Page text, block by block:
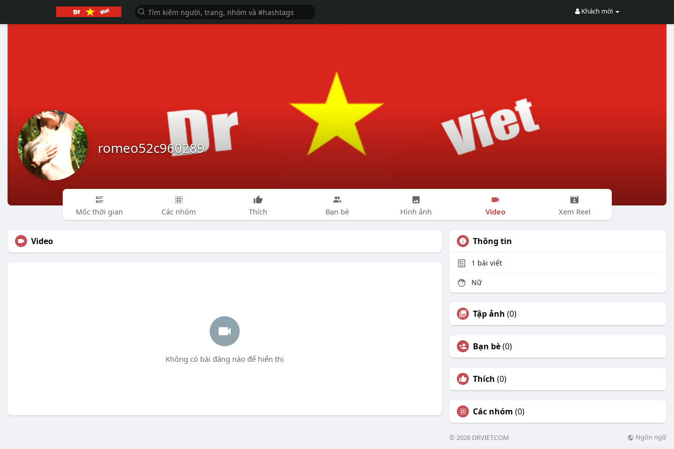
Khách mời
romeo52c960289
Mốc thời gian Các nhóm Thích Bạn bè Hình ảnh Video Xem Reel
Video
Không có bài đăng nào để hiển thị
Thông tin
1 bài viết
Nữ
Tập ảnh (0)
Bạn bè(0)
Thích (0)
Các nhóm (0)
© 2026 DRVIET.COM Ngôn ngữ